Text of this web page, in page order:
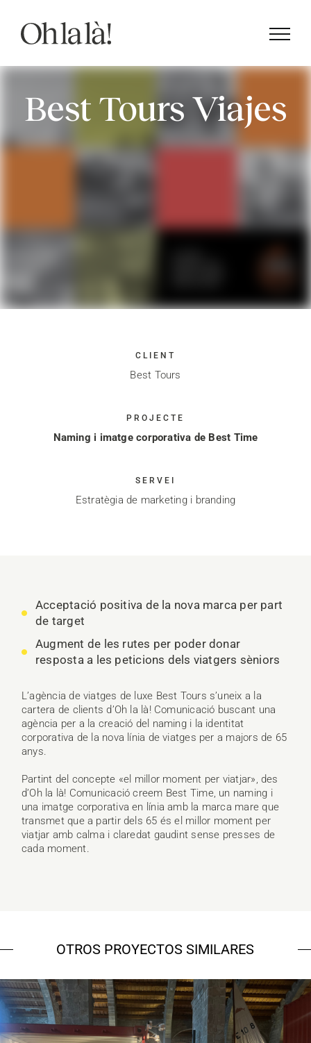
content
Best Tours Viajes
CLIENT
Best Tours
PROJECTE
Naming i imatge corporativa de Best Time
SERVEI
Estratègia de marketing i branding
Acceptació positiva de la nova marca per part
de target
Augment de les rutes per poder donar
resposta a les peticions dels viatgers sèniors
L’agència de viatges de luxe Best Tours s’uneix a la
cartera de clients d’Oh la là! Comunicació buscant una
agència per a la creació del naming i la identitat
corporativa de la nova línia de viatges per a majors de 65
anys.
Partint del concepte «el millor moment per viatjar», des
d’Oh la là! Comunicació creem Best Time, un naming i
una imatge corporativa en línia amb la marca mare que
transmet que a partir dels 65 és el millor moment per
viatjar amb calma i claredat gaudint sense presses de
cada moment.
OTROS PROYECTOS SIMILARES